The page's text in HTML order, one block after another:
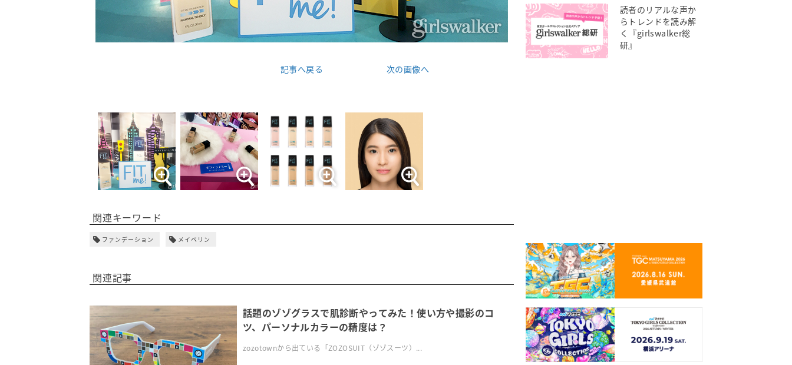
記事へ戻る 次の画像へ
関連キーワード
ファンデーション メイベリン
関連記事
話題のゾゾグラスで肌診断やってみた！使い方や撮影のコ
ツ、パーソナルカラーの精度は？
zozotownから出ている「ZOZOSUIT（ゾゾスーツ）...
読者のリアルな声か
らトレンドを読み解
く『girlswalker総
研』